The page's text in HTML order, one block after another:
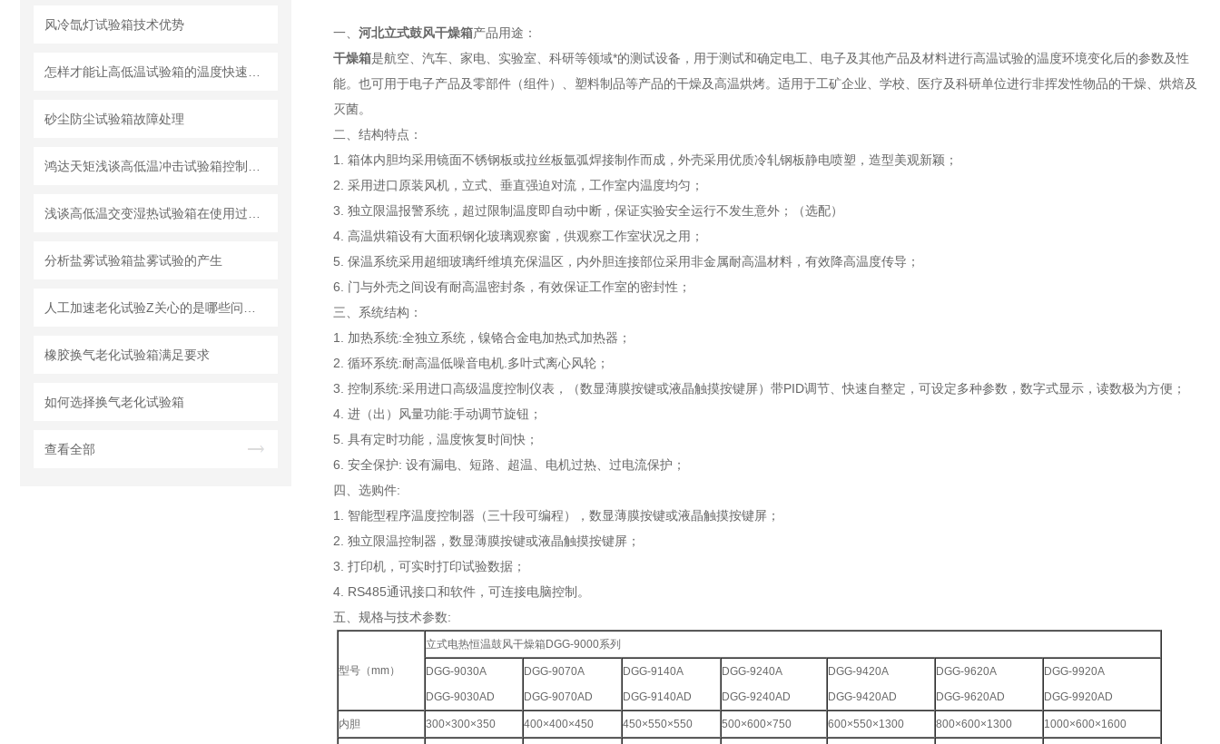
风冷氙灯试验箱技术优势
砂尘防尘试验箱故障处理
分析盐雾试验箱盐雾试验的产生
橡胶换气老化试验箱满足要求
如何选择换气老化试验箱
查看全部
一、 河北立式鼓风干燥箱产品用途：
干燥箱是航空、汽车、家电、实验室、科研等领域*的测试设备，用于测试和确定电工、电子及其他产品及材料进行高温试验的温度环境变化后的参数及性
能。也可用于电子产品及零部件（组件）、塑料制品等产品的干燥及高温烘烤。适用于工矿企业、学校、医疗及科研单位进行非挥发性物品的干燥、烘焙及
灭菌。
二、结构特点：
1. 箱体内胆均采用镜面不锈钢板或拉丝板氩弧焊接制作而成，外壳采用优质冷轧钢板静电喷塑，造型美观新颖；
2. 采用进口原装风机，立式、垂直强迫对流，工作室内温度均匀；
3. 独立限温报警系统，超过限制温度即自动中断，保证实验安全运行不发生意外；（选配）
4. 高温烘箱设有大面积钢化玻璃观察窗，供观察工作室状况之用；
5. 保温系统采用超细玻璃纤维填充保温区，内外胆连接部位采用非金属耐高温材料，有效降高温度传导；
6. 门与外壳之间设有耐高温密封条，有效保证工作室的密封性；
三、 系统结构：
1. 加热系统:全独立系统，镍铬合金电加热式加热器；
2. 循环系统:耐高温低噪音电机.多叶式离心风轮；
3. 控制系统:采用进口高级温度控制仪表，（数显薄膜按键或液晶触摸按键屏）带PID调节、快速自整定，可设定多种参数，数字式显示，读数极为方便；
4. 进（出）风量功能:手动调节旋钮；
5. 具有定时功能，温度恢复时间快；
6. 安全保护: 设有漏电、短路、超温、电机过热、过电流保护；
四、选购件:
1. 智能型程序温度控制器（三十段可编程），数显薄膜按键或液晶触摸按键屏；
2. 独立限温控制器，数显薄膜按键或液晶触摸按键屏；
3. 打印机，可实时打印试验数据；
4. RS485通讯接口和软件，可连接电脑控制。
五、 规格与技术参数:
型号（mm）
立式电热恒温鼓风干燥箱DGG-9000系列
DGG-9030A
DGG-9030AD
DGG-9070A
DGG-9070AD
DGG-9140A
DGG-9140AD
DGG-9240A
DGG-9240AD
DGG-9420A
DGG-9420AD
DGG-9620A
DGG-9620AD
DGG-9920A
DGG-9920AD
内胆 300×300×350 400×400×450 450×550×550 500×600×750 600×550×1300 800×600×1300 1000×600×1600